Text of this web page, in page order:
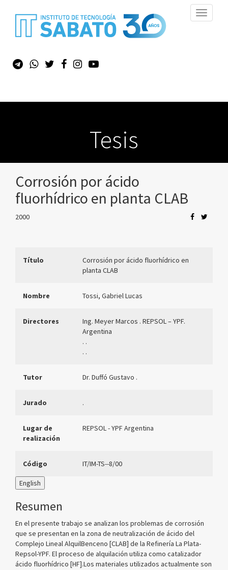
Toggle
Tesis
Corrosión por ácido
fluorhídrico en planta CLAB
2000
Título
Corrosión por ácido fluorhídrico en
planta CLAB
Nombre Tossi, Gabriel Lucas
Directores
Ing. Meyer Marcos . REPSOL – YPF.
Argentina
. .
. .
Tutor Dr. Duffó Gustavo .
Jurado .
Lugar de
realización
REPSOL - YPF Argentina
Código IT/IM-TS--8/00
English
Resumen
En el presente trabajo se analizan los problemas de corrosión
que se presentan en la zona de neutralización de ácido del
Complejo Lineal AlquilBenceno [CLAB] de la Refinería La Plata-
Repsol-YPF. El proceso de alquilación utiliza como catalizador
ácido fluorhídrico [HF].Los materiales utilizados actualmente son